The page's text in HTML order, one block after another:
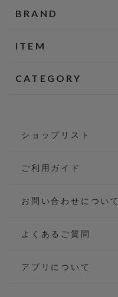
BRAND
ITEM
CATEGORY
ショップリスト
ご利用ガイド
お問い合わせについて
よくあるご質問
アプリについて